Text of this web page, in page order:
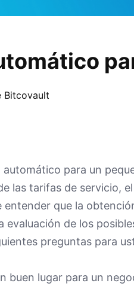
Bitcovault
para un
las tarifas de servicio,
que la
evaluación de los
preguntas para
buen lugar para un